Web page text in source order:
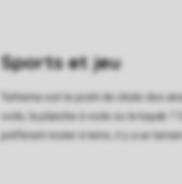
Sports et jeu
Terherne est le point de chute des
voile, la planche à voile ou le kayak
préfèrent rester à terre, il y a un